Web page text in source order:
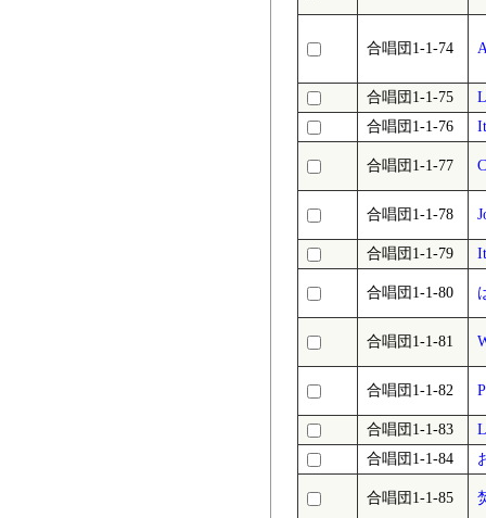
合唱団1-1-74
合唱団1-1-75
合唱団1-1-76
合唱団1-1-77
合唱団1-1-78
合唱団1-1-79
合唱団1-1-80
合唱団1-1-81
合唱団1-1-82
合唱団1-1-83
合唱団1-1-84
合唱団1-1-85